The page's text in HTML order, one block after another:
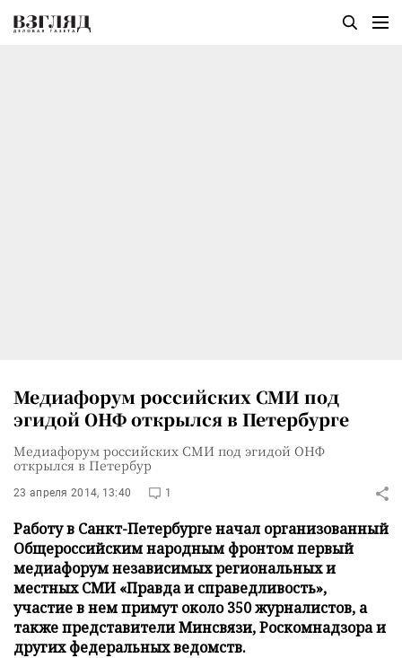
Медиафорум российских СМИ под
эгидой ОНФ открылся в Петербурге
Медиафорум российских СМИ под эгидой ОНФ
открылся в Петербур
23 апреля 2014, 13:40 1
Работу в Санкт-Петербурге начал организованный
Общероссийским народным фронтом первый
медиафорум независимых региональных и
местных СМИ «Правда и справедливость»,
участие в нем примут около 350 журналистов, а
также представители Минсвязи, Роскомнадзора и
других федеральных ведомств.